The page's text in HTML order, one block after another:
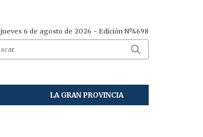
jueves 6 de agosto de 2026 - Edición Nº4698
LA GRAN PROVINCIA